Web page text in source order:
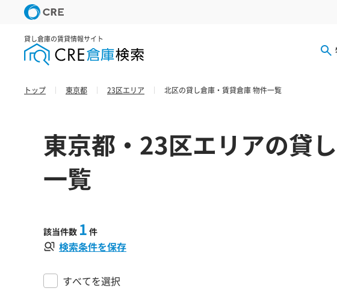
貸し倉庫の賃貸情報サイト
トップ 東京都 23区エリア 北区の貸し倉庫・賃貸倉庫 物件一覧
東京都・23区エリアの貸
一覧
該当件数 1 件
検索条件を保存
すべてを選択